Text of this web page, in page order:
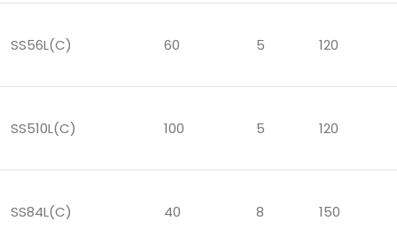
SS56L(C) 60 5 120
SS510L(C) 100 5 120
SS84L(C) 40 8 150